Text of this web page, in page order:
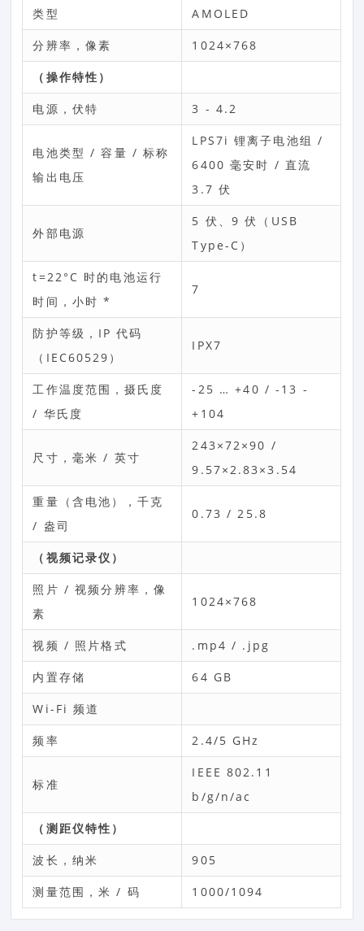
类型 AMOLED
分辨率，像素 1024×768
（操作特性）
电源，伏特 3 - 4.2
电池类型 / 容量 / 标称
输出电压
LPS7i 锂离子电池组 /
6400 毫安时 / 直流
3.7 伏
外部电源
5 伏、9 伏（USB
Type-C）
t=22°C 时的电池运行
时间，小时 *
7
防护等级，IP 代码
（IEC60529）
IPX7
工作温度范围，摄氏度
/ 华氏度
-25 … +40 / -13 -
+104
尺寸，毫米 / 英寸
243×72×90 /
9.57×2.83×3.54
重量（含电池），千克
/ 盎司
0.73 / 25.8
（视频记录仪）
照片 / 视频分辨率，像
素
1024×768
视频 / 照片格式 .mp4 / .jpg
内置存储 64 GB
Wi-Fi 频道
频率 2.4/5 GHz
标准
IEEE 802.11
b/g/n/ac
（测距仪特性）
波长，纳米 905
测量范围，米 / 码 1000/1094